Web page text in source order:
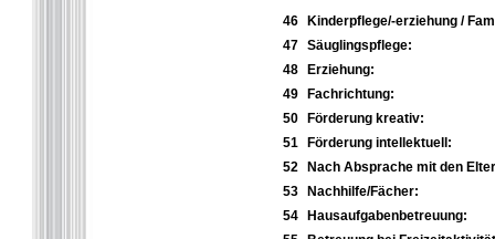
46
Kinderpflege/-erziehung /
47
Säuglingspflege:
48
Erziehung:
49
Fachrichtung:
50
Förderung kreativ:
51
Förderung intellektuell:
52
Nach Absprache mit den
53
Nachhilfe/Fächer:
54
Hausaufgabenbetreuung: